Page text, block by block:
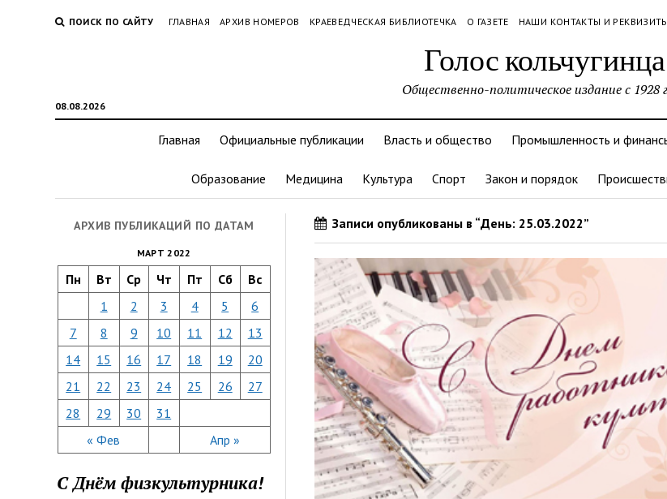
ПОИСК ПО САЙТУ ГЛАВНАЯ АРХИВ НОМЕРОВ КРАЕВЕДЧЕСКАЯ БИБЛИОТЕЧКА О ГАЗЕТЕ НАШИ КОНТАКТЫ И РЕКВИЗИТЫ
Голос кольчугинца
08.08.2026
Общественно-политическое издание с 1928
Главная Официальные публикации Власть и общество Промышленность и
Образование Медицина Культура Спорт Закон и порядок
АРХИВ ПУБЛИКАЦИЙ ПО ДАТАМ
МАРТ 2022
Пн Вт Ср Чт Пт Сб Вс
« Фев Апр »
1 2 3 4 5
6
7
8 9 10 11 12
13
14
15 16 17 18 19
20
21
22 23 24 25 26
27
28
29 30 31
С Днём физкультурника!
Записи опубликованы в “День: 25.03.2022”